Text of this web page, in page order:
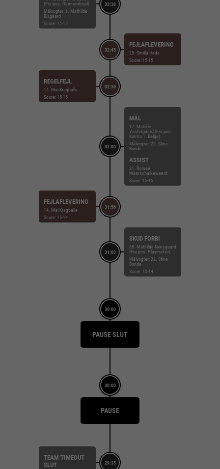
33:38
(Fra pos. Gennembrud)
Målvogter: 1. Mathilde
Bisgaard
Score: 15-15
32:45
FEJLAFLEVERING
25. Smilla Hede
Score: 15-15
32:39
REGELFEJL
14. Mai Kragballe
Score: 15-15
32:00
MÅL
17. Matilde
Vestergaard (Fra pos.
Kontra 1. bølge)
Målvogter: 22. Stine
Bonde
ASSIST
21. Romee
Maarschalkeweerd
Score: 15-15
31:56
FEJLAFLEVERING
14. Mai Kragballe
Score: 15-14
31:03
SKUD FORBI
88. Mathilde Neesgaard
(Fra pos. Playmaker)
Målvogter: 22. Stine
Bonde
Score: 15-14
30:00
PAUSE SLUT
30:00
PAUSE
29:35
TEAM TIMEOUT
SLUT